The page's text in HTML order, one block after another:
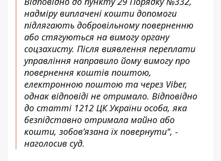
надміру виплачені кошти допомоги
підлягають добровільному поверненню
або стягуються на вимогу органу
соцзахисту. Після виявлення переплати
управління направило йому вимогу про
повернення коштів поштою,
електронною поштою та через Viber,
однак відповіді не отримало. Відповідно
до статті 1212 ЦК України особа, яка
безпідставно отримала майно або
кошти, зобов’язана їх повернути", -
наголосив суд.